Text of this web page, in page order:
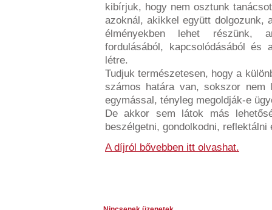
kibírjuk, hogy nem osztunk
azoknál, akikkel együtt dolgozunk,
élményekben lehet részünk,
fordulásából, kapcsolódásából és
létre.
Tudjuk természetesen, hogy a
számos határa van, sokszor nem
egymással, tényleg megoldják-e
De akkor sem látok más
beszélgetni, gondolkodni, reflektálni
A díjról bővebben itt olvashat.